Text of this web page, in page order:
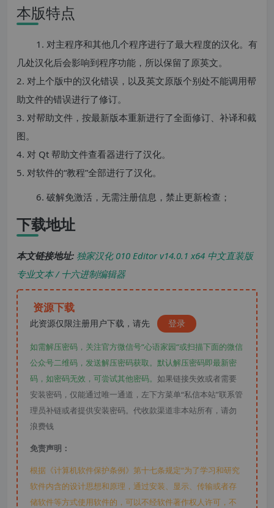
本版特点
1. 对主程序和其他几个程序进行了最大程度的汉化。有
几处汉化后会影响到程序功能，所以保留了原英文。
2. 对上个版中的汉化错误，以及英文原版个别处不能调用帮
助文件的错误进行了修订。
3. 对帮助文件，按最新版本重新进行了全面修订、补译和截
图。
4. 对 Qt 帮助文件查看器进行了汉化。
5. 对软件的“教程”全部进行了汉化。
6. 破解免激活，无需注册信息，禁止更新检查；
下载地址
本文链接地址: 独家汉化 010 Editor v14.0.1 x64 中文直装版
专业文本 / 十六进制编辑器
资源下载
此资源仅限注册用户下载，请先 登录
如需解压密码，关注官方微信号“心语家园“或扫描下面的微信
公众号二维码，发送解压密码获取。默认解压密码即最新密
码，如密码无效，可尝试其他密码。 如果链接失效或者需要
安装密码，仅能通过唯一通道，左下方菜单“私信本站”联系管
理员补链或者提供安装密码。代收款渠道非本站所有，请勿
浪费钱
免责声明：
根据《计算机软件保护条例》第十七条规定“为了学习和研究
软件内含的设计思想和原理，通过安装、显示、传输或者存
储软件等方式使用软件的，可以不经软件著作权人许可，不